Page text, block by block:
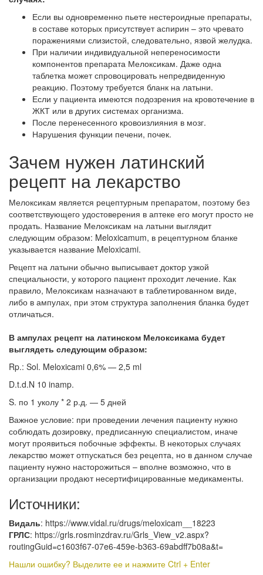
Если вы одновременно пьете нестероидные препараты,
в составе которых присутствует аспирин – это чревато
поражениями слизистой, следовательно, язвой желудка.
При наличии индивидуальной непереносимости
компонентов препарата Мелоксикам. Даже одна
таблетка может спровоцировать непредвиденную
реакцию. Поэтому требуется бланк на латыни.
Если у пациента имеются подозрения на кровотечение в
ЖКТ или в других системах организма.
После перенесенного кровоизлияния в мозг.
Нарушения функции печени, почек.
Зачем нужен латинский
рецепт на лекарство
Мелоксикам является рецептурным препаратом, поэтому без
соответствующего удостоверения в аптеке его могут просто не
продать. Название Мелоксикам на латыни выглядит
следующим образом: Meloxicamum, в рецептурном бланке
указывается название Meloxicami.
Рецепт на латыни обычно выписывает доктор узкой
специальности, у которого пациент проходит лечение. Как
правило, Мелоксикам назначают в таблетированном виде,
либо в ампулах, при этом структура заполнения бланка будет
отличаться.
В ампулах рецепт на латинском Мелоксикама будет
выглядеть следующим образом:
Rp.: Sol. Meloxicami 0,6% — 2,5 ml
D.t.d.N 10 inamp.
S. по 1 уколу * 2 р.д. — 5 дней
Важное условие: при проведении лечения пациенту нужно
соблюдать дозировку, предписанную специалистом, иначе
могут проявиться побочные эффекты. В некоторых случаях
лекарство может отпускаться без рецепта, но в данном случае
пациенту нужно насторожиться – вполне возможно, что в
организации продают несертифицированные медикаменты.
Источники:
Видаль: https://www.vidal.ru/drugs/meloxicam__18223
ГРЛС: https://grls.rosminzdrav.ru/Grls_View_v2.aspx?
routingGuid=c1603f67-07e6-459e-b363-69abdff7b08a&t=
Нашли ошибку? Выделите ее и нажмите Ctrl + Enter